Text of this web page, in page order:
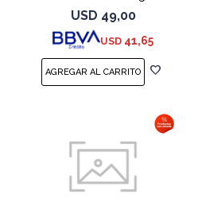
Micrófono
USD 49,00
USD 41,65